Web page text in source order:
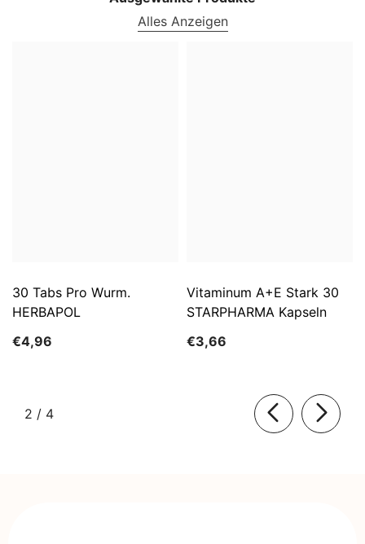
Alles Anzeigen
30 Tabs Pro Wurm.
HERBAPOL
€4,96
Vitaminum A+E Stark 30
STARPHARMA Kapseln
€3,66
2 / von
4